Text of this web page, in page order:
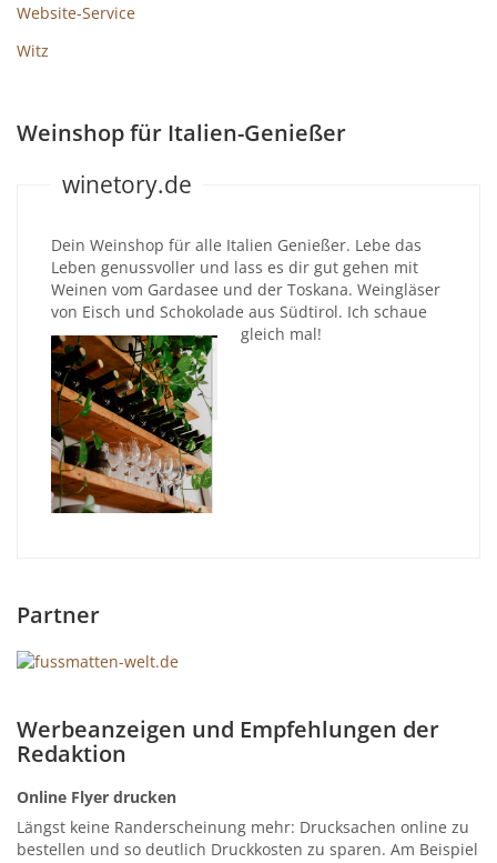
Website-Service
Witz
Weinshop für Italien-Genießer
winetory.de
Dein Weinshop für alle Italien Genießer. Lebe das
Leben genussvoller und lass es dir gut gehen mit
Weinen vom Gardasee und der Toskana. Weingläser
von Eisch und Schokolade aus Südtirol. Ich schaue
gleich mal!
Partner
Werbeanzeigen und Empfehlungen der
Redaktion
Online Flyer drucken
Längst keine Randerscheinung mehr: Drucksachen online zu
bestellen und so deutlich Druckkosten zu sparen. Am Beispiel